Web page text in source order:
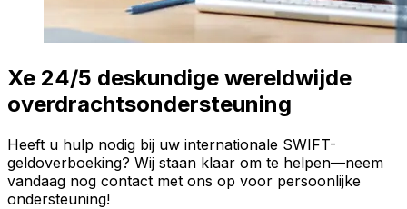
Xe 24/5 deskundige wereldwijde
overdrachtsondersteuning
Heeft u hulp nodig bij uw internationale SWIFT-
geldoverboeking? Wij staan klaar om te helpen—neem
vandaag nog contact met ons op voor persoonlijke
ondersteuning!